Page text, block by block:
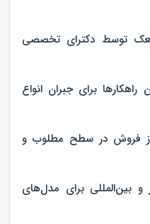
توسط دکترای تخصصی
راهکارها برای جبران انواع
فروش در سطح مطلوب و
و بین‌المللی برای مدل‌های